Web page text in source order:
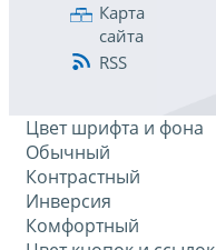
Карта
сайта
RSS
Цвет шрифта и фона
Обычный
Контрастный
Инверсия
Комфортный